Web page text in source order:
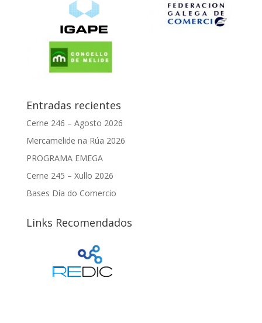
Entradas recientes
Cerne 246 – Agosto 2026
Mercamelide na Rúa 2026
PROGRAMA EMEGA
Cerne 245 – Xullo 2026
Bases Día do Comercio
Links Recomendados